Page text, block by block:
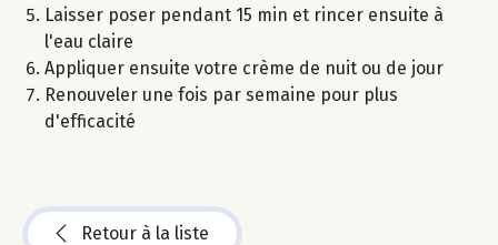
Laisser poser pendant 15 min et rincer ensuite à
l'eau claire
Appliquer ensuite votre crème de nuit ou de jour
Renouveler une fois par semaine pour plus
d'efficacité
Retour à la liste